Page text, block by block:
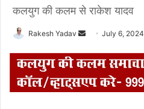
कलयुग की कलम से राकेश यादव
Rakesh Yadav
n
d
a
July 6, 2024